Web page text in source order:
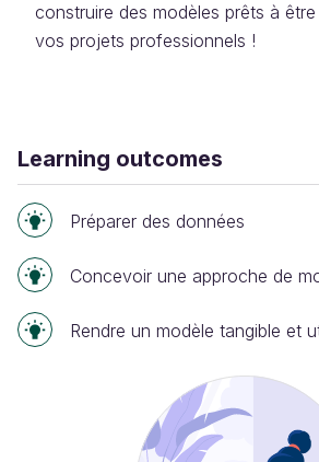
construire des modèles prêts à
vos projets professionnels !
Learning outcomes
Préparer des données
Concevoir une approche de
Rendre un modèle tangible et